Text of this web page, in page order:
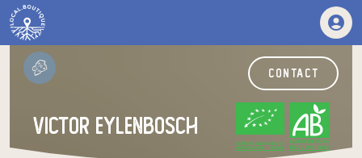
contact
victor eylenbosch
CERTIFIÉ PAR FR-BIO-01
AGRICULTURE FRANCE